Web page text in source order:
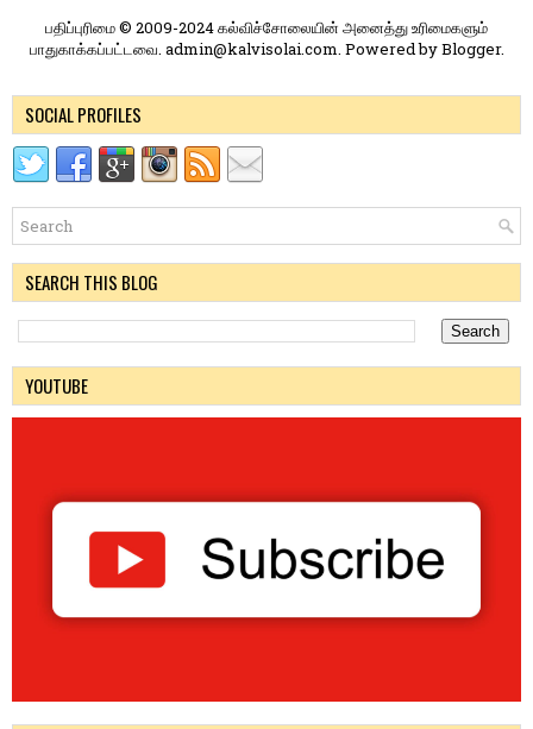
பதிப்புரிமை © 2009-2024 கல்விச்சோலையின் அனைத்து உரிமைகளும்
பாதுகாக்கப்பட்டவை. admin@kalvisolai.com. Powered byBlogger.
SOCIAL PROFILES
SEARCH THIS BLOG
YOUTUBE